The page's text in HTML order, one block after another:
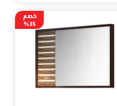
خصم
35%